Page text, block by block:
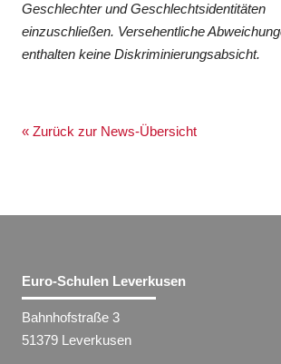
Geschlechter und Geschlechtsidentitäten
einzuschließen. Versehentliche
enthalten keine Diskriminierungsabsicht.
« Zurück zur News-Übersicht
Euro-Schulen Leverkusen
Bahnhofstraße 3
51379 Leverkusen